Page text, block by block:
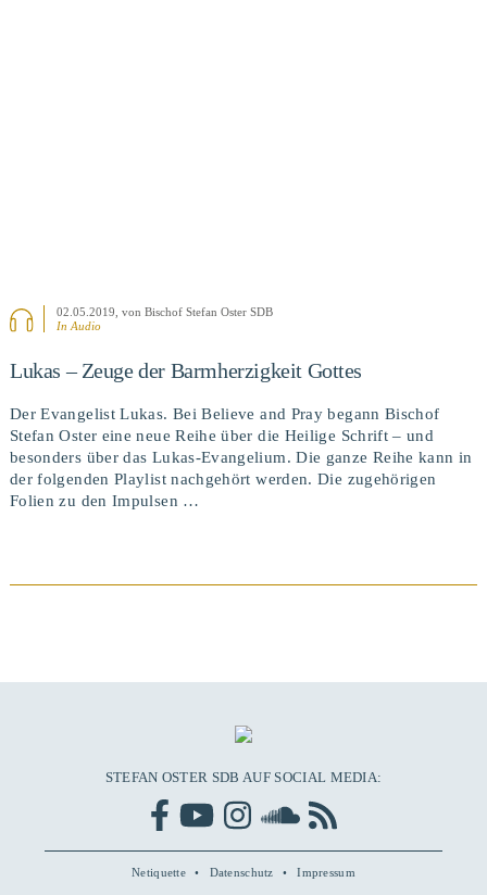
02.05.2019 , von Bischof Stefan Oster SDB
In Audio
Lukas – Zeuge der Barmherzigkeit Gottes
Der Evangelist Lukas. Bei Believe and Pray begann Bischof
Stefan Oster eine neue Reihe über die Heilige Schrift – und
besonders über das Lukas-Evangelium. Die ganze Reihe kann in
der folgenden Playlist nachgehört werden. Die zugehörigen
Folien zu den Impulsen …
STEFAN OSTER SDB AUF SOCIAL MEDIA:
Netiquette Datenschutz Impressum